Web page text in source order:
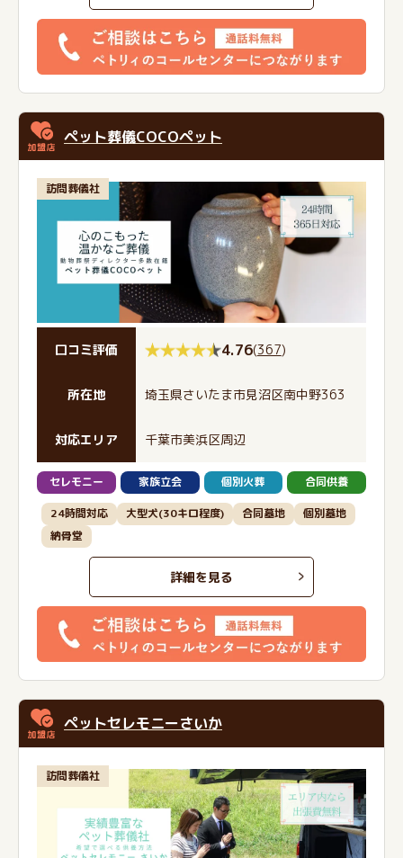
ペット葬儀COCOペット
訪問葬儀社
口コミ評価 4.76(367)
所在地 埼玉県さいたま市見沼区南中野363
対応エリア 千葉市美浜区周辺
セレモニー 家族立会 個別火葬 合同供養
24時間対応 大型犬(30キロ程度) 合同墓地
個別墓地
納骨堂
詳細を見る
ペットセレモニーさいか
訪問葬儀社